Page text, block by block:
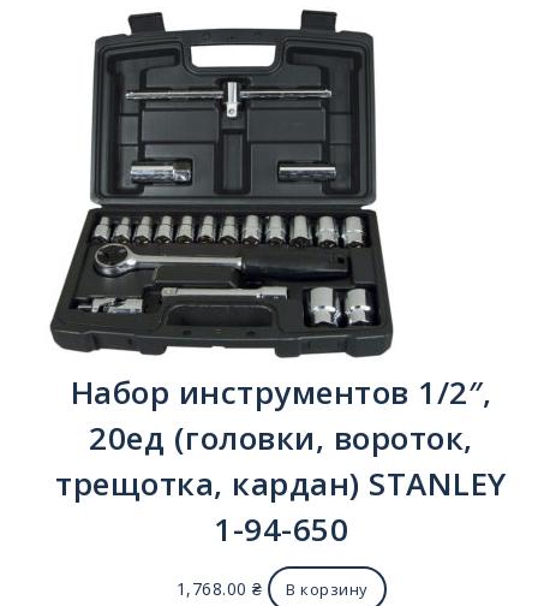
Набор инструментов 1/2″,
20ед (головки, вороток,
трещотка, кардан) STANLEY
1-94-650
1,768.00 ₴ В корзину